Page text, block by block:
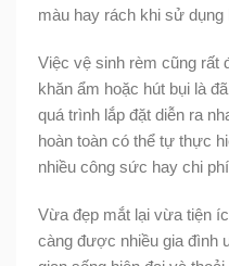
màu hay rách khi sử dụng
Việc vệ sinh rèm cũng rất
khăn ẩm hoặc hút bụi là
quá trình lắp đặt diễn ra
hoàn toàn có thể tự thực
nhiều công sức hay chi
Vừa đẹp mắt lại vừa tiện
càng được nhiều gia đình